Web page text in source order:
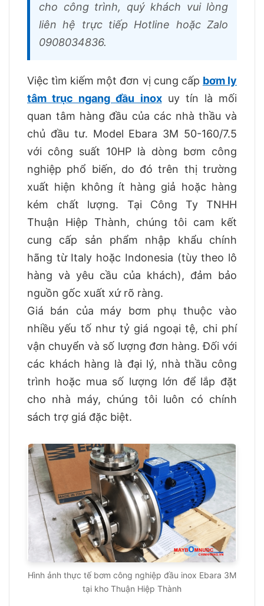
cho công trình, quý khách vui lòng
liên hệ trực tiếp Hotline hoặc Zalo
0908034836.
Việc tìm kiếm một đơn vị cung cấp bơm ly
tâm trục ngang đầu inoxuy tín là mối
quan tâm hàng đầu của các nhà thầu và
chủ đầu tư. Model Ebara 3M 50-160/7.5
với công suất 10HP là dòng bơm công
nghiệp phổ biến, do đó trên thị trường
xuất hiện không ít hàng giả hoặc hàng
kém chất lượng. Tại Công Ty TNHH
Thuận Hiệp Thành, chúng tôi cam kết
cung cấp sản phẩm nhập khẩu chính
hãng từ Italy hoặc Indonesia (tùy theo lô
hàng và yêu cầu của khách), đảm bảo
nguồn gốc xuất xứ rõ ràng.
Giá bán của máy bơm phụ thuộc vào
nhiều yếu tố như tỷ giá ngoại tệ, chi phí
vận chuyển và số lượng đơn hàng. Đối với
các khách hàng là đại lý, nhà thầu công
trình hoặc mua số lượng lớn để lắp đặt
cho nhà máy, chúng tôi luôn có chính
sách trợ giá đặc biệt.
Hình ảnh thực tế bơm công nghiệp đầu inox Ebara 3M
tại kho Thuận Hiệp Thành